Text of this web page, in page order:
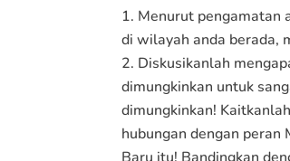
Menurut pengamatan
di wilayah anda berada,
Diskusikanlah
dimungkinkan untuk
dimungkinkan!
hubungan dengan peran